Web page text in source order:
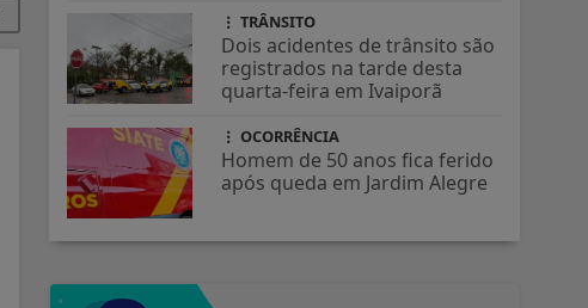
TRÂNSITO
Dois acidentes de trânsito são
registrados na tarde desta
quarta-feira em Ivaiporã
OCORRÊNCIA
Homem de 50 anos fica ferido
após queda em Jardim Alegre